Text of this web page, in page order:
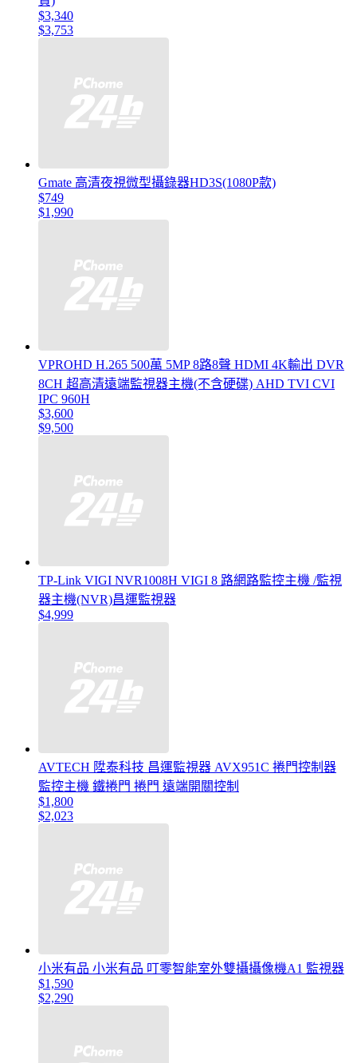
$3,340
$3,753
Gmate 高清夜視微型攝錄器HD3S(1080P款)
$749
$1,990
VPROHD H.265 500萬 5MP 8路8聲 HDMI 4K輸出 DVR
8CH 超高清遠端監視器主機(不含硬碟) AHD TVI CVI
IPC 960H
$3,600
$9,500
TP-Link VIGI NVR1008H VIGI 8 路網路監控主機 /監視
器主機(NVR)昌運監視器
$4,999
AVTECH 陞泰科技 昌運監視器 AVX951C 捲門控制器
監控主機 鐵捲門 捲門 遠端開關控制
$1,800
$2,023
小米有品 小米有品 叮零智能室外雙攝攝像機A1 監視器
$1,590
$2,290